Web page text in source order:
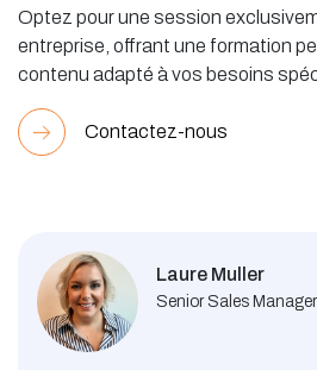
Optez pour une session
entreprise, offrant une formation
contenu adapté à vos besoins
Contactez-nous
Laure Muller
Senior Sales Manager